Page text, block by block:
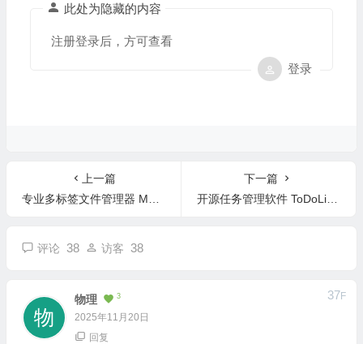
此处为隐藏的内容
注册登录后，方可查看
登录
上一篇
专业多标签文件管理器 Multi Commander Full Editon 16.1.0.3189 中文版
下一篇
开源任务管理软件 ToDoList 9.2.3.0 中文版-支持甘特图的待办事项软件
评论 38 访客 38
物理 3
2025年11月20日
37F
回复